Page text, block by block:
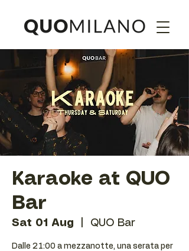
Karaoke at QUO
Bar
Sat 01 Aug QUO Bar
Dalle 21:00 a mezzanotte, una serata per